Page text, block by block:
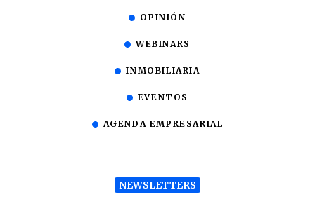
OPINIÓN
WEBINARS
INMOBILIARIA
EVENTOS
AGENDA EMPRESARIAL
NEWSLETTERS